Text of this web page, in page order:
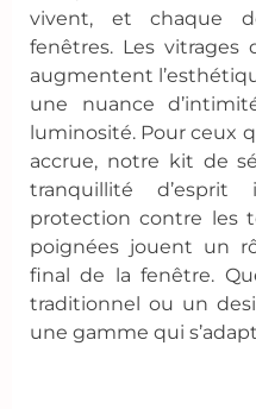
vivent, et chaque
fenêtres. Les vitrages
augmentent
une nuance
luminosité. Pour ceux
accrue, notre kit de
tranquillité d’esprit
protection contre les
poignées jouent un
final de la fenêtre.
traditionnel ou un
une gamme qui